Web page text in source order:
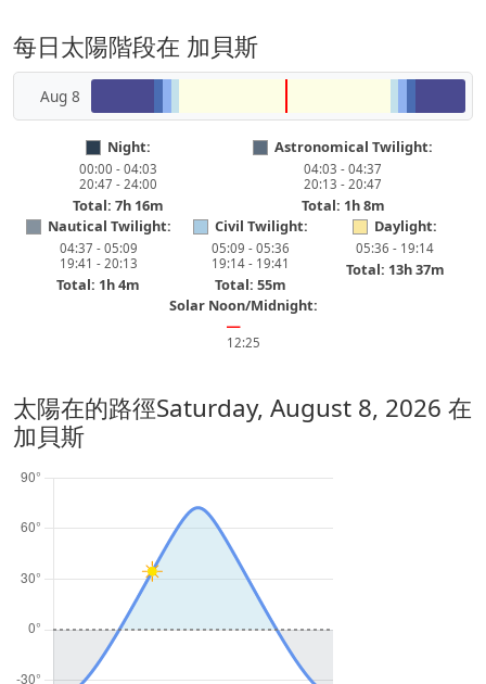
每日太陽階段在 加貝斯
Aug 8
Night:
00:00 - 04:03
20:47 - 24:00
Total: 7h 16m
Astronomical Twilight:
04:03 - 04:37
20:13 - 20:47
Total: 1h 8m
Nautical Twilight:
04:37 - 05:09
19:41 - 20:13
Total: 1h 4m
Civil Twilight:
05:09 - 05:36
19:14 - 19:41
Total: 55m
Daylight:
05:36 - 19:14
Total: 13h 37m
Solar Noon/Midnight:
━
12:25
太陽在的路徑Saturday, August 8, 2026 在
加貝斯